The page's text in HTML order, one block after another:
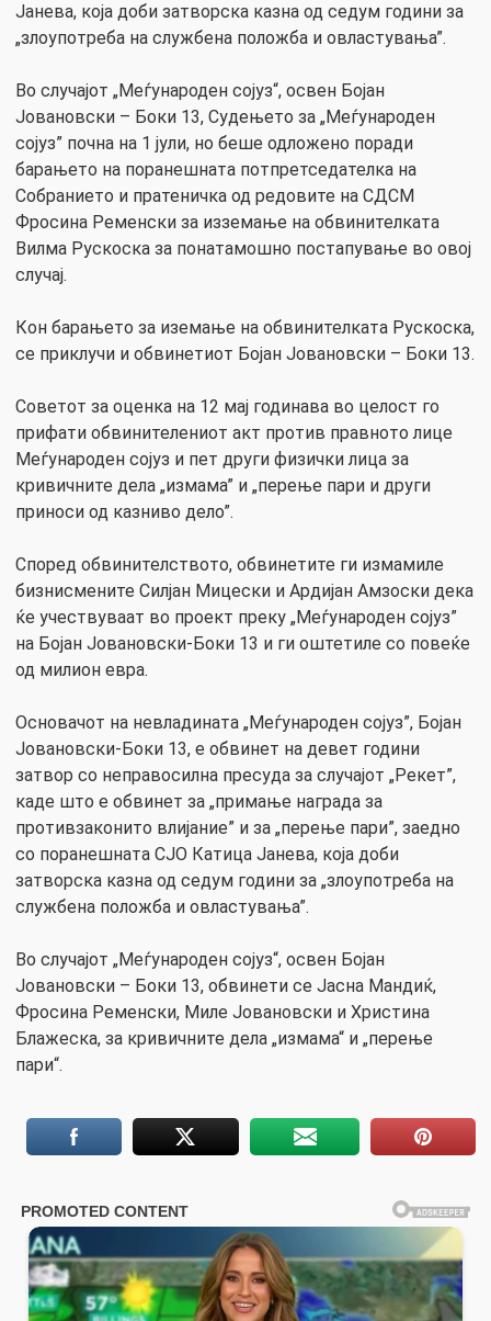
Јанева, која доби затворска казна од седум години за
„злоупотреба на службена положба и овластувања”.
Во случајот „Меѓународен сојуз“, освен Бојан
Јовановски – Боки 13, Судењето за „Меѓународен
сојуз” почна на 1 јули, но беше одложено поради
барањето на поранешната потпретседателка на
Собранието и пратеничка од редовите на СДСМ
Фросина Ременски за изземање на обвинителката
Вилма Рускоска за понатамошно постапување во овој
случај.
Кон барањето за иземање на обвинителката Рускоска,
се приклучи и обвинетиот Бојан Јовановски – Боки 13.
Советот за оценка на 12 мај годинава во целост го
прифати обвинителениот акт против правното лице
Меѓународен сојуз и пет други физички лица за
кривичните дела „измама” и „перење пари и други
приноси од казниво дело”.
Според обвинителството, обвинетите ги измамиле
бизнисмените Силјан Мицески и Ардијан Амзоски дека
ќе учествуваат во проект преку „Меѓународен сојуз”
на Бојан Јовановски-Боки 13 и ги оштетиле со повеќе
од милион евра.
Основачот на невладината „Меѓународен сојуз”, Бојан
Јовановски-Боки 13, е обвинет на девет години
затвор со неправосилна пресуда за случајот „Рекет”,
каде што е обвинет за „примање награда за
противзаконито влијание” и за „перење пари”, заедно
со поранешната СЈО Катица Јанева, која доби
затворска казна од седум години за „злоупотреба на
службена положба и овластувања”.
Во случајот „Меѓународен сојуз“, освен Бојан
Јовановски – Боки 13, обвинети се Јасна Мандиќ,
Фросина Ременски, Миле Јовановски и Христина
Блажеска, за кривичните дела „измама“ и „перење
пари“.